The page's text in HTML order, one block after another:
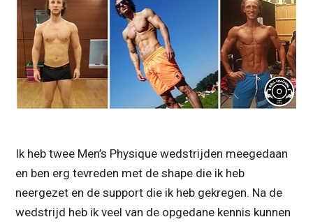
Ik heb twee Men’s Physique wedstrijden meegedaan
en ben erg tevreden met de shape die ik heb
neergezet en de support die ik heb gekregen. Na de
wedstrijd heb ik veel van de opgedane kennis kunnen